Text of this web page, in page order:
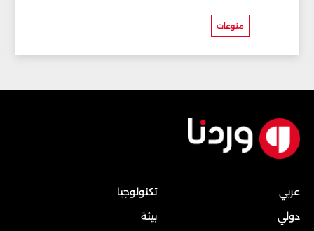
منوعات
عربي
دولي
تكنولوجيا
بيئة